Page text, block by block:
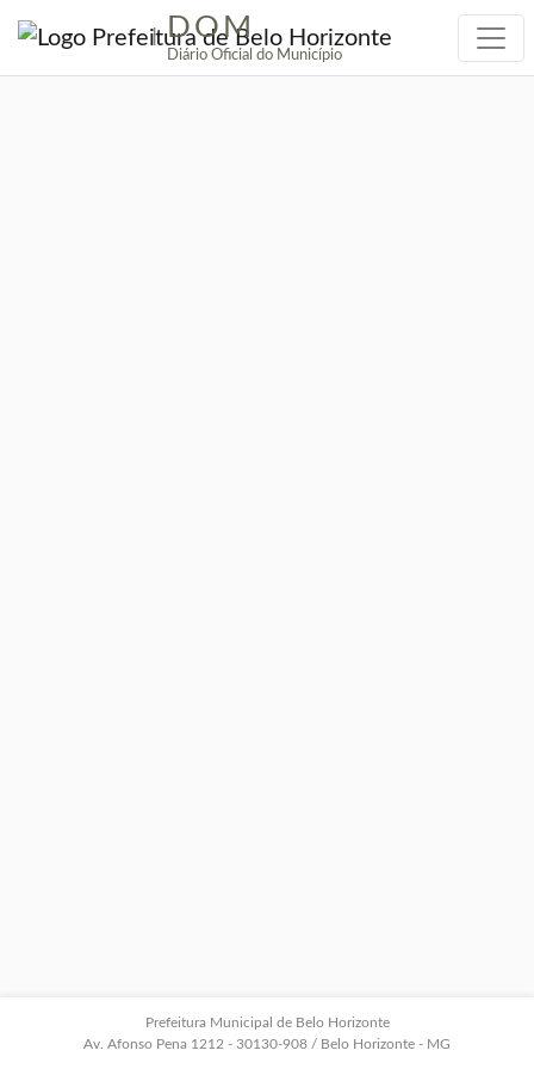
| DOM
Diário Oficial do Município
Prefeitura Municipal de Belo Horizonte
Av. Afonso Pena 1212 - 30130-908 / Belo Horizonte - MG